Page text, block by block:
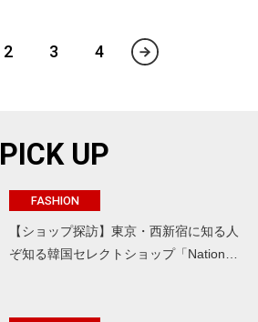
2 3 4
PICK UP
FASHION
【ショップ探訪】東京・西新宿に知る人
ぞ知る韓国セレクトショップ「Nation…